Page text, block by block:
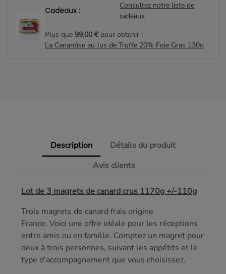
Cadeaux :
Consultez notre liste de
cadeaux
Plus que 99,00 €pour obtenir :
La Canardise au Jus de Truffe 20% Foie Gras 130g
Description
Détails du produit
Avis clients
Lot de 3 magrets de canard crus 1170g +/-110g
Trois magrets de canard frais origine
France. Voici une offre idéale pour les réceptions
entre amis ou en famille. Comptez un magret pour
deux à trois personnes, suivant les appétits et le
type d'accompagnement que vous choisissez.